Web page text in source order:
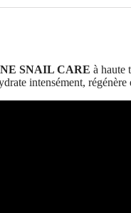
SNAIL CARE à haute
intensément,